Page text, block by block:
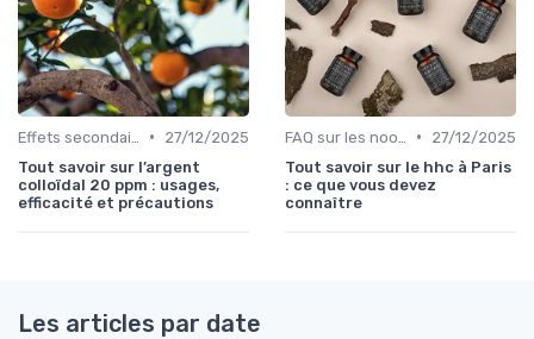
•
27/12/2025
Tout savoir sur l’argent
colloïdal 20 ppm : usages,
efficacité et précautions
•
27/12/2025
Tout savoir sur le hhc à Paris
: ce que vous devez
connaître
Les articles par date